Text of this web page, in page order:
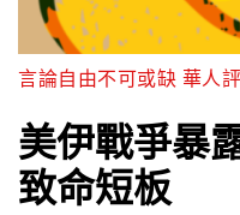
言論自由不可或缺 華人
美伊戰爭暴
致命短板